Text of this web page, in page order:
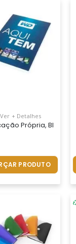
Todos Os
Do Seu
Ver + Detalhes
Própria, Blocos
PRODUTO